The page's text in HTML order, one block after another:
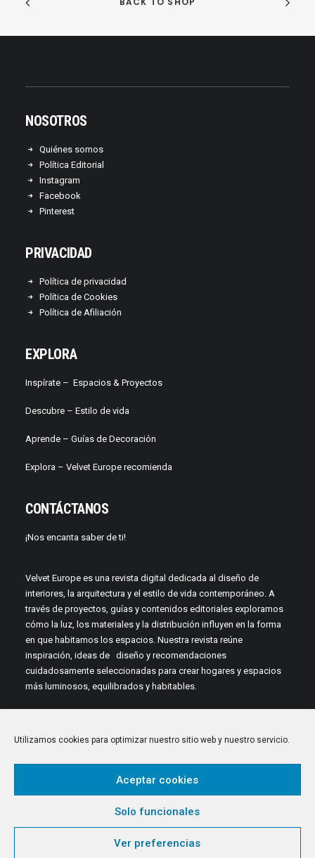
Utilizamos cookies para optimizar nuestro sitio web y nuestro servicio.
Aceptar cookies
Solo funcionales
Ver preferencias
NOSOTROS
Quiénes somos
Política Editorial
Instagram
Facebook
Pinterest
PRIVACIDAD
Política de privacidad
Política de Cookies
Política de Afiliación
EXPLORA
Inspírate – Espacios & Proyectos
Descubre – Estilo de vida
Aprende – Guías de Decoración
Explora – Velvet Europe recomienda
CONTÁCTANOS
¡Nos encanta saber de ti!
Velvet Europe es una revista digital dedicada al diseño de
interiores, la arquitectura y el estilo de vida contemporáneo. A
través de proyectos, guías y contenidos editoriales exploramos
cómo la luz, los materiales y la distribución influyen en la forma
en que habitamos los espacios. Nuestra revista reúne
inspiración, ideas de diseño y recomendaciones
cuidadosamente seleccionadas para crear hogares y espacios
más luminosos, equilibrados y habitables.
© 2026 Velvet Europe. All rights reserved